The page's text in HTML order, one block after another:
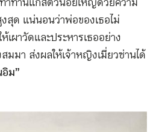
ด แน่นอนว่าพ่อของเธอไม่
ผาวัดและประหารเธออย่าง
า ส่งผลให้เจ้าหญิงเมี่ยวซ่านได้
ม”